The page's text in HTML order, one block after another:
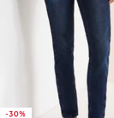
-30%